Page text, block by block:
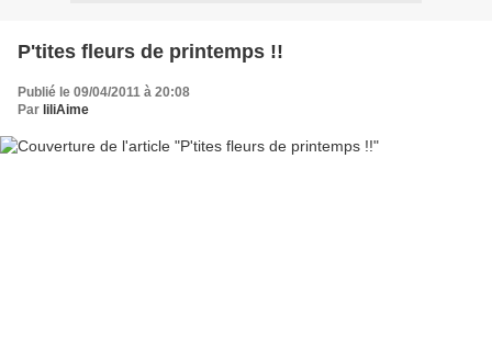
P'tites fleurs de printemps !!
Publié le 09/04/2011 à 20:08
Par liliAime